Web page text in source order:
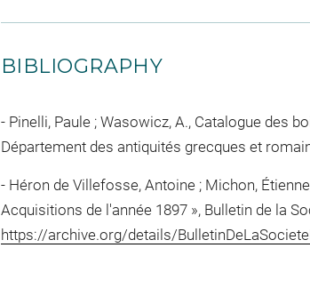
BIBLIOGRAPHY
Pinelli, Paule ; Wasowicz, A., Catalogue des
Département des antiquités grecques et
Héron de Villefosse, Antoine ; Michon,
Acquisitions de l'année 1897 », Bulletin de la
https://archive.org/details/